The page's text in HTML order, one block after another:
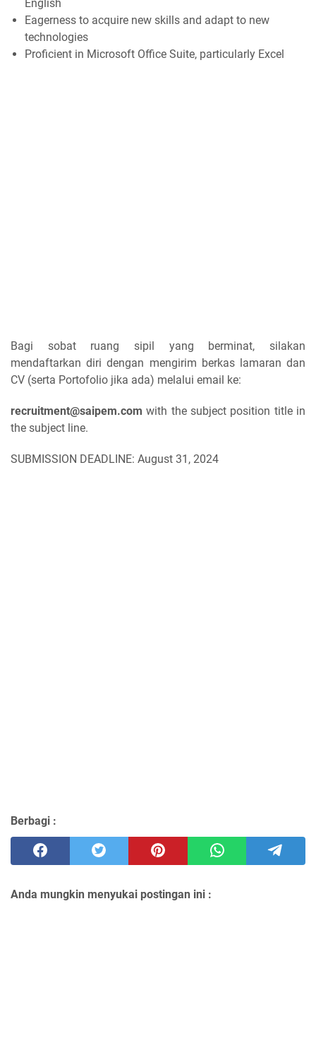
English
Eagerness to acquire new skills and adapt to new
technologies
Proficient in Microsoft Office Suite, particularly Excel
Bagi sobat ruang sipil yang berminat, silakan
mendaftarkan diri dengan mengirim berkas lamaran dan
CV (serta Portofolio jika ada) melalui email ke:
recruitment@saipem.comwith the subject position title in
the subject line.
SUBMISSION DEADLINE: August 31, 2024
Berbagi :
Anda mungkin menyukai postingan ini :